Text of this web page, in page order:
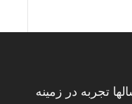
تجربه در زمینه